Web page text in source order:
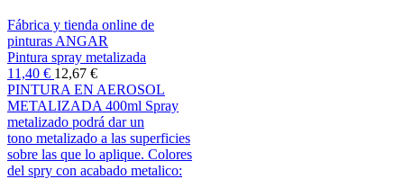
Fábrica y tienda online de
pinturas ANGAR
Pintura spray metalizada
11,40 € 12,67 €
PINTURA EN AEROSOL
METALIZADA 400ml Spray
metalizado podrá dar un
tono metalizado a las superficies
sobre las que lo aplique. Colores
del spry con acabado metalico: